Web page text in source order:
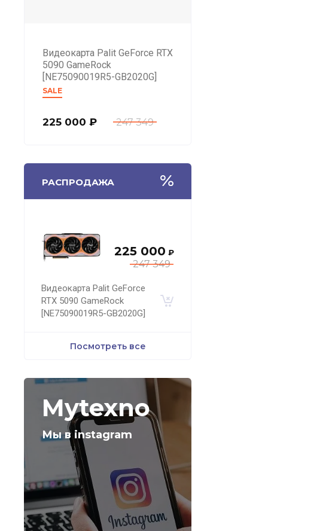
Видеокарта Palit GeForce RTX
5090 GameRock
[NE75090019R5-GB2020G]
SALE
247 349
225 000 ₽
РАСПРОДАЖА
247 349
225 000 ₽
Видеокарта Palit GeForce
RTX 5090 GameRock
[NE75090019R5-GB2020G]
Посмотреть все
Mytexno
Мы в instagram